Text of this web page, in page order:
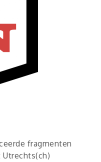
fragmenten